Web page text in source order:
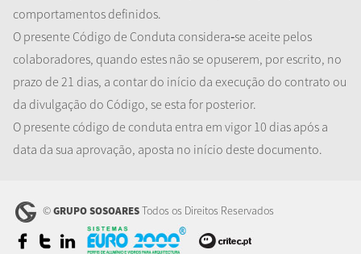
comportamentos definidos.
O presente Código de Conduta considera‐se aceite pelos
colaboradores, quando estes não se opuserem, por escrito, no
prazo de 21 dias, a contar do início da execução do contrato ou
da divulgação do Código, se esta for posterior.
O presente código de conduta entra em vigor 10 dias após a
data da sua aprovação, aposta no início deste documento.
©GRUPO SOSOARESTodos os Direitos Reservados